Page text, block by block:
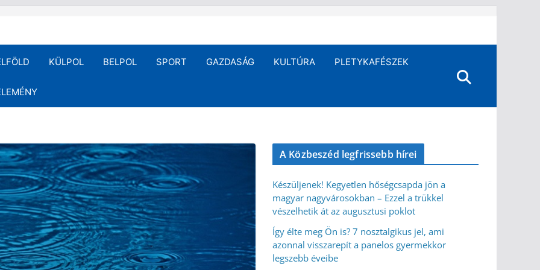
KÜLPOL BELPOL SPORT GAZDASÁG KULTÚRA PLETYKAFÉSZEK
A Közbeszéd legfrissebb hírei
Készüljenek! Kegyetlen hőségcsapda jön a
magyar nagyvárosokban – Ezzel a trükkel
vészelhetik át az augusztusi poklot
Így élte meg Ön is? 7 nosztalgikus jel, ami
azonnal visszarepít a panelos gyermekkor
legszebb éveibe